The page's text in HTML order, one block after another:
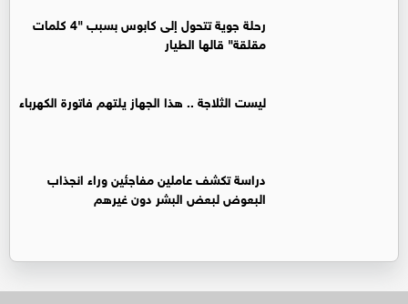
رحلة جوية تتحول إلى كابوس بسبب "4 كلمات
مقلقة" قالها الطيار
ليست الثلاجة .. هذا الجهاز يلتهم فاتورة الكهرباء
دراسة تكشف عاملين مفاجئين وراء انجذاب
البعوض لبعض البشر دون غيرهم